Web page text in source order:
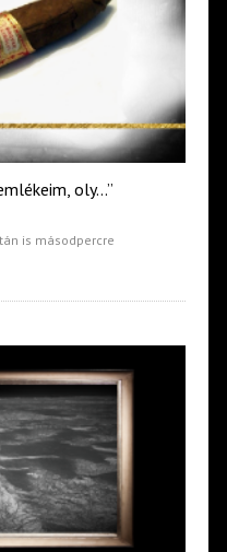
oly…”
is másodpercre